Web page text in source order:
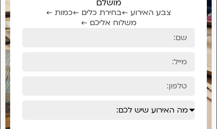
מושלם
צבע האירוע ←בחירת כלים ←כמות ←
משלוח אליכם ←